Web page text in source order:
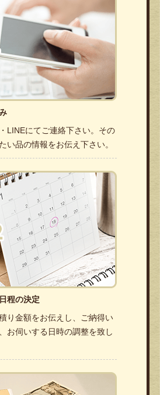
LINEにてご連絡下さい。その
い品の情報をお伝え下さい。
程の決定
り金額をお伝えし、ご納得い
お伺いする日時の調整を致し